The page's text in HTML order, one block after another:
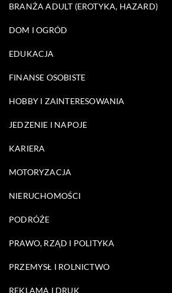
BRANŻA ADULT (EROTYKA, HAZARD)
DOM I OGRÓD
EDUKACJA
FINANSE OSOBISTE
HOBBY I ZAINTERESOWANIA
JEDZENIE I NAPOJE
KARIERA
MOTORYZACJA
NIERUCHOMOŚCI
PODRÓŻE
PRAWO, RZĄD I POLITYKA
PRZEMYSŁ I ROLNICTWO
REKLAMA I DRUK